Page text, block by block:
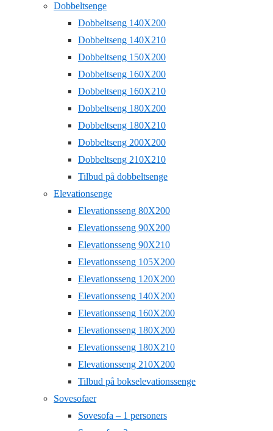
Dobbeltsenge
Dobbeltseng 140X200
Dobbeltseng 140X210
Dobbeltseng 150X200
Dobbeltseng 160X200
Dobbeltseng 160X210
Dobbeltseng 180X200
Dobbeltseng 180X210
Dobbeltseng 200X200
Dobbeltseng 210X210
Tilbud på dobbeltsenge
Elevationsenge
Elevationsseng 80X200
Elevationsseng 90X200
Elevationsseng 90X210
Elevationsseng 105X200
Elevationsseng 120X200
Elevationsseng 140X200
Elevationsseng 160X200
Elevationsseng 180X200
Elevationsseng 180X210
Elevationsseng 210X200
Tilbud på bokselevationssenge
Sovesofaer
Sovesofa – 1 personers